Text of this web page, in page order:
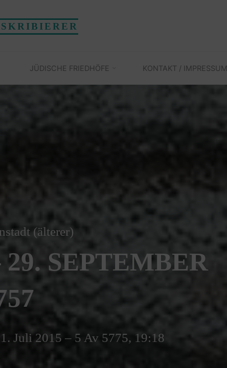
JÜDISCHE FRIEDHÖFE KONTAKT / IMPRESSUM
(älterer)
SEPTEMBER
Juli 2015 – 5 Av 5775, 19:18